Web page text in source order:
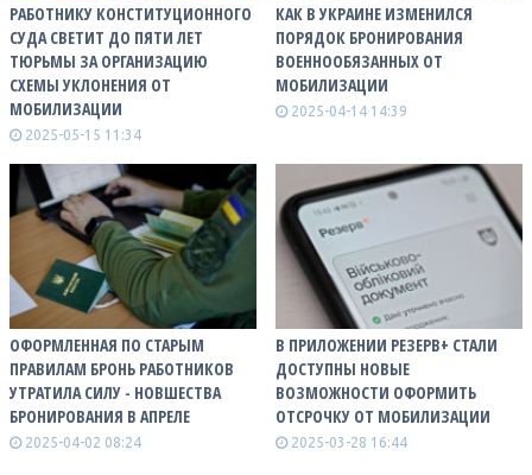
РАБОТНИКУ КОНСТИТУЦИОННОГО
СУДА СВЕТИТ ДО ПЯТИ ЛЕТ
ТЮРЬМЫ ЗА ОРГАНИЗАЦИЮ
СХЕМЫ УКЛОНЕНИЯ ОТ
МОБИЛИЗАЦИИ
2025-05-15 11:34
КАК В УКРАИНЕ ИЗМЕНИЛСЯ
ПОРЯДОК БРОНИРОВАНИЯ
ВОЕННООБЯЗАННЫХ ОТ
МОБИЛИЗАЦИИ
2025-04-14 14:39
ОФОРМЛЕННАЯ ПО СТАРЫМ
ПРАВИЛАМ БРОНЬ РАБОТНИКОВ
УТРАТИЛА СИЛУ - НОВШЕСТВА
БРОНИРОВАНИЯ В АПРЕЛЕ
2025-04-02 08:24
В ПРИЛОЖЕНИИ РЕЗЕРВ+ СТАЛИ
ДОСТУПНЫ НОВЫЕ
ВОЗМОЖНОСТИ ОФОРМИТЬ
ОТСРОЧКУ ОТ МОБИЛИЗАЦИИ
2025-03-28 16:44